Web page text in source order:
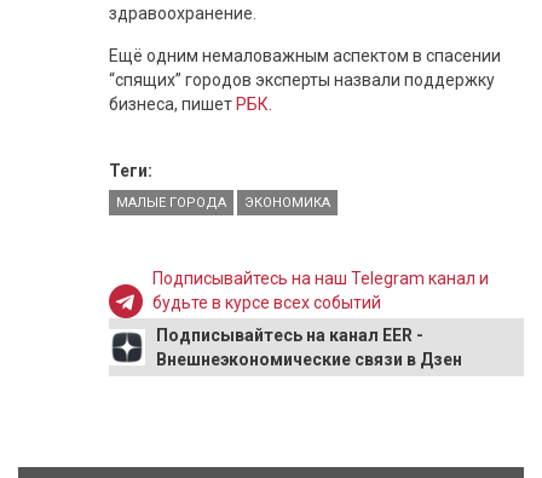
здравоохранение.
Ещё одним немаловажным аспектом в спасении
“спящих” городов эксперты назвали поддержку
бизнеса, пишет РБК
Теги:
МАЛЫЕ ГОРОДА ЭКОНОМИКА
Подписывайтесь на наш Telegram канал и
будьте в курсе всех событий
Подписывайтесь на канал EER -
Внешнеэкономические связи в Дзен